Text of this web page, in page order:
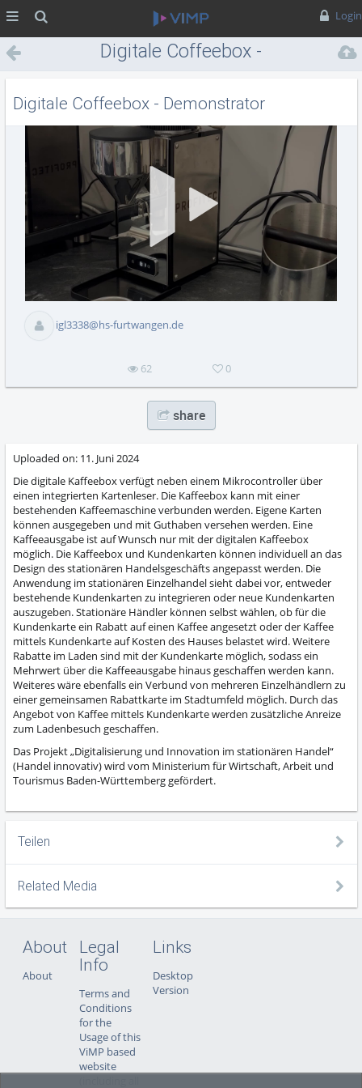
Login
Digitale Coffeebox -
Demonstrator
Digitale Coffeebox - Demonstrator
igl3338@hs-furtwangen.de
62 0
share
Uploaded on: 11. Juni 2024
Die digitale Kaffeebox verfügt neben einem Mikrocontroller über
einen integrierten Kartenleser. Die Kaffeebox kann mit einer
bestehenden Kaffeemaschine verbunden werden. Eigene Karten
können ausgegeben und mit Guthaben versehen werden. Eine
Kaffeeausgabe ist auf Wunsch nur mit der digitalen Kaffeebox
möglich. Die Kaffeebox und Kundenkarten können individuell an das
Design des stationären Handelsgeschäfts angepasst werden. Die
Anwendung im stationären Einzelhandel sieht dabei vor, entweder
bestehende Kundenkarten zu integrieren oder neue Kundenkarten
auszugeben. Stationäre Händler können selbst wählen, ob für die
Kundenkarte ein Rabatt auf einen Kaffee angesetzt oder der Kaffee
mittels Kundenkarte auf Kosten des Hauses belastet wird. Weitere
Rabatte im Laden sind mit der Kundenkarte möglich, sodass ein
Mehrwert über die Kaffeeausgabe hinaus geschaffen werden kann.
Weiteres wäre ebenfalls ein Verbund von mehreren Einzelhändlern zu
einer gemeinsamen Rabattkarte im Stadtumfeld möglich. Durch das
Angebot von Kaffee mittels Kundenkarte werden zusätzliche Anreize
zum Ladenbesuch geschaffen.
Das Projekt „Digitalisierung und Innovation im stationären Handel“
(Handel innovativ) wird vom Ministerium für Wirtschaft, Arbeit und
Tourismus Baden-Württemberg gefördert.
Teilen
Related Media
About
About
Legal
Info
Terms and
Conditions
for the
Usage of this
ViMP based
website
Links
Desktop
Version